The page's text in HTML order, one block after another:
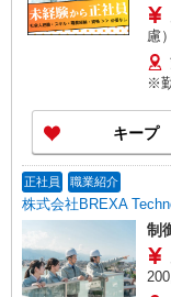
慮）
※
し）
キープ
正社員 職業紹介
株式会社BREXA
制